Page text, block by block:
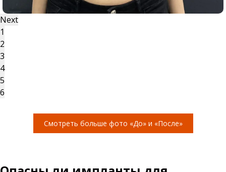
Next
1
2
3
4
5
6
Смотреть больше фото «До» и «После»